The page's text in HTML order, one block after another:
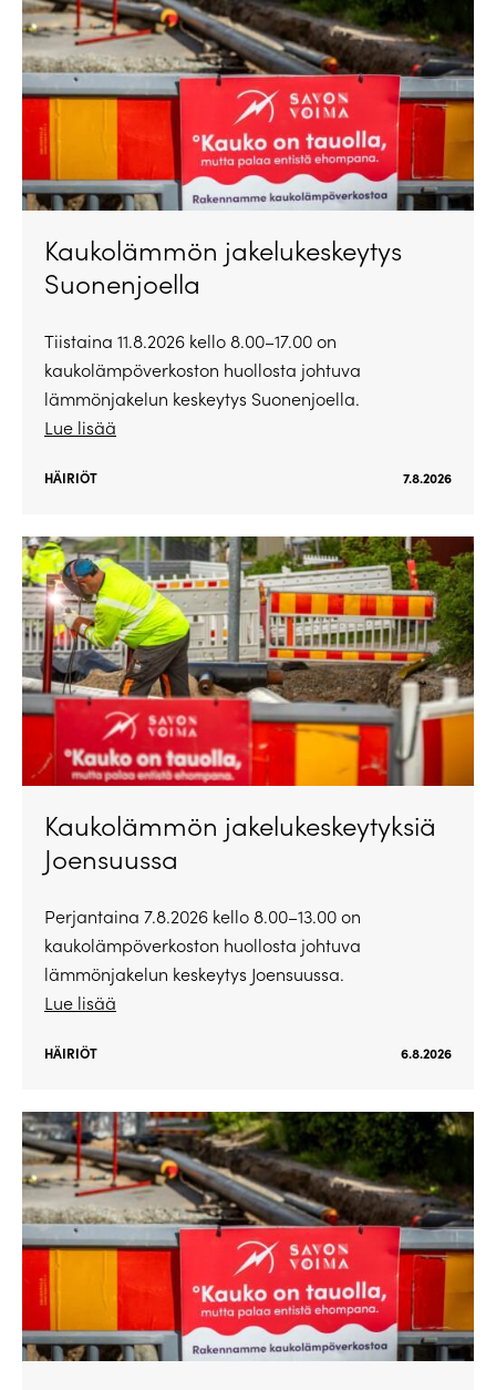
Kaukolämmön jakelukeskeytys
Suonenjoella
Tiistaina 11.8.2026 kello 8.00–17.00 on
kaukolämpöverkoston huollosta johtuva
lämmönjakelun keskeytys Suonenjoella.
Lue lisää
HÄIRIÖT 7.8.2026
Kaukolämmön jakelukeskeytyksiä
Joensuussa
Perjantaina 7.8.2026 kello 8.00–13.00 on
kaukolämpöverkoston huollosta johtuva
lämmönjakelun keskeytys Joensuussa.
Lue lisää
HÄIRIÖT 6.8.2026